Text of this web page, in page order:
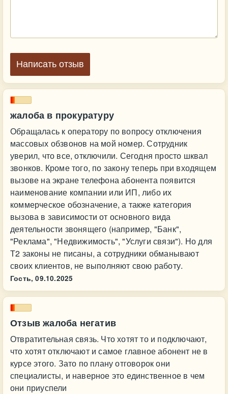
жалоба в прокуратуру
Обращалась к оператору по вопросу отключения
массовых обзвонов на мой номер. Сотрудник
уверил, что все, отключили. Сегодня просто шквал
звонков. Кроме того, по закону теперь при входящем
вызове на экране телефона абонента появится
наименование компании или ИП, либо их
коммерческое обозначение, а также категория
вызова в зависимости от основного вида
деятельности звонящего (например, "Банк",
"Реклама", "Недвижимость", "Услуги связи"). Но для
Т2 законы не писаны, а сотрудники обманывают
своих клиентов, не выполняют свою работу.
Гость, 09.10.2025
Отзыв жалоба негатив
Отвратительная связь. Что хотят то и подключают,
что хотят отключают и самое главное абонент не в
курсе этого. Зато по плану отговорок они
специалисты, и наверное это единственное в чем
они приуспели
Написать отзыв